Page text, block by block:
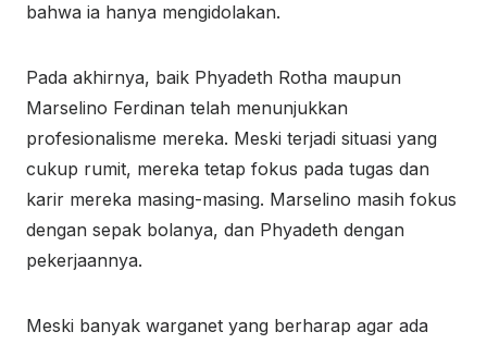
bahwa ia hanya mengidolakan.
Pada akhirnya, baik Phyadeth Rotha maupun
Marselino Ferdinan telah menunjukkan
profesionalisme mereka. Meski terjadi situasi yang
cukup rumit, mereka tetap fokus pada tugas dan
karir mereka masing-masing. Marselino masih fokus
dengan sepak bolanya, dan Phyadeth dengan
pekerjaannya.
Meski banyak warganet yang berharap agar ada